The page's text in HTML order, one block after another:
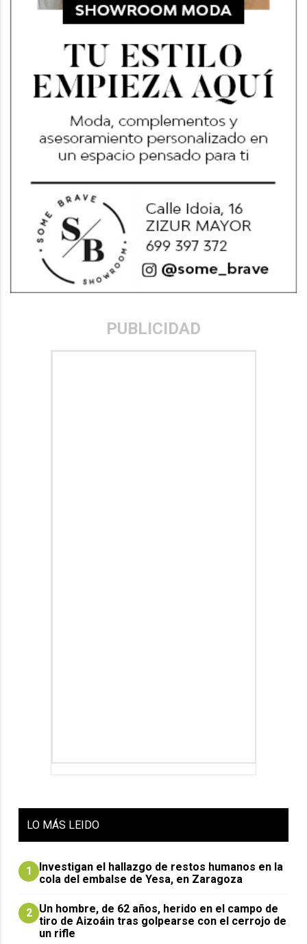
PUBLICIDAD
LO MÁS LEIDO
1
Investigan el hallazgo de restos humanos en la
cola del embalse de Yesa, en Zaragoza
2 Un hombre, de 62 años, herido en el campo de
tiro de Aizoáin tras golpearse con el cerrojo de
un rifle